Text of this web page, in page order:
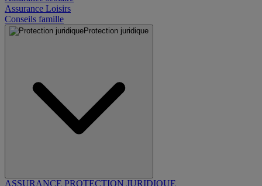
Assurance Loisirs
Conseils famille
Protection juridique
ASSURANCE PROTECTION JURIDIQUE